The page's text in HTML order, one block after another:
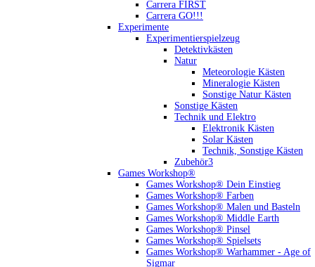
Carrera FIRST
Carrera GO!!!
Experimente
Experimentierspielzeug
Detektivkästen
Natur
Meteorologie Kästen
Mineralogie Kästen
Sonstige Natur Kästen
Sonstige Kästen
Technik und Elektro
Elektronik Kästen
Solar Kästen
Technik, Sonstige Kästen
Zubehör3
Games Workshop®
Games Workshop® Dein Einstieg
Games Workshop® Farben
Games Workshop® Malen und Basteln
Games Workshop® Middle Earth
Games Workshop® Pinsel
Games Workshop® Spielsets
Games Workshop® Warhammer - Age of
Sigmar